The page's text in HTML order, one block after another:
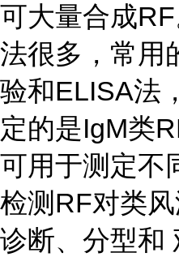
可大量合成
法很多，常用
验和ELISA法
定的是IgM类
可用于测定不
检测RF对类
诊断、分型和